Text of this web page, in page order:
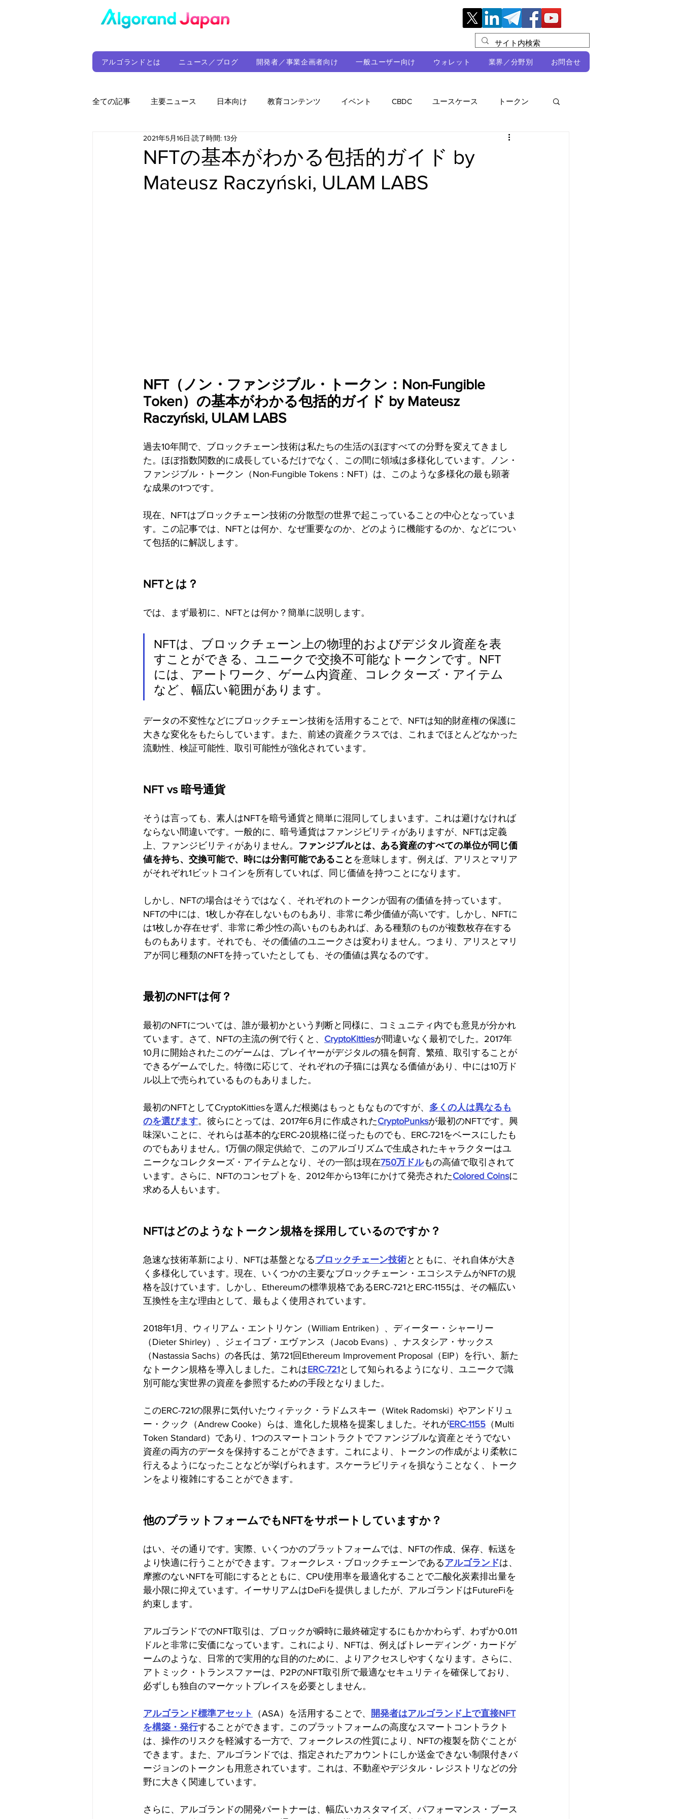
アルゴランドとは ニュース／ブログ 開発者／事業企画者向け 一般ユーザー向け ウォレット 業界／分野別 お問合せ
全ての記事 主要ニュース 日本向け 教育コンテンツ イベント CBDC ユースケース トークン
ウォレット 定期レポート
アルゴランド財団 持続可能性 メルマガ 技術開発 ガバナンス
NFTの基本がわかる包括的ガイド by
Mateusz Raczyński, ULAM LABS
2021年5月16日 読了時間: 13分
NFT（ノン・ファンジブル・トークン：Non-Fungible
Token）の基本がわかる包括的ガイド by Mateusz
Raczyński, ULAM LABS
過去10年間で、ブロックチェーン技術は私たちの生活のほぼすべての分野を変えてきまし
た。ほぼ指数関数的に成長しているだけでなく、この間に領域は多様化しています。ノン・
ファンジブル・トークン（Non-Fungible Tokens：NFT）は、このような多様化の最も顕著
な成果の1つです。
現在、NFTはブロックチェーン技術の分散型の世界で起こっていることの中心となっていま
す。この記事では、NFTとは何か、なぜ重要なのか、どのように機能するのか、などについ
て包括的に解説します。
NFTとは？
では、まず最初に、NFTとは何か？簡単に説明します。
NFTは、ブロックチェーン上の物理的およびデジタル資産を表
すことができる、ユニークで交換不可能なトークンです。NFT
には、アートワーク、ゲーム内資産、コレクターズ・アイテム
など、幅広い範囲があります。
データの不変性などにブロックチェーン技術を活用することで、NFTは知的財産権の保護に
大きな変化をもたらしています。また、前述の資産クラスでは、これまでほとんどなかった
流動性、検証可能性、取引可能性が強化されています。
NFT vs 暗号通貨
そうは言っても、素人はNFTを暗号通貨と簡単に混同してしまいます。これは避けなければ
ならない間違いです。一般的に、暗号通貨はファンジビリティがありますが、NFTは定義
上、ファンジビリティがありません。 ファンジブルとは、ある資産のすべての単位が同じ価
値を持ち、交換可能で、時には分割可能であること を意味します。例えば、アリスとマリア
がそれぞれ1ビットコインを所有していれば、同じ価値を持つことになります。
しかし、NFTの場合はそうではなく、それぞれのトークンが固有の価値を持っています。
NFTの中には、1枚しか存在しないものもあり、非常に希少価値が高いです。しかし、NFTに
は1枚しか存在せず、非常に希少性の高いものもあれば、ある種類のものが複数枚存在する
ものもあります。それでも、その価値のユニークさは変わりません。つまり、アリスとマリ
アが同じ種類のNFTを持っていたとしても、その価値は異なるのです。
最初のNFTは何？
最初のNFTについては、誰が最初かという判断と同様に、コミュニティ内でも意見が分かれ
ています。さて、NFTの主流の例で行くと、 CryptoKittiesが間違いなく最初でした。2017年
10月に開始されたこのゲームは、プレイヤーがデジタルの猫を飼育、繁殖、取引することが
できるゲームでした。特徴に応じて、それぞれの子猫には異なる価値があり、中には10万ド
ル以上で売られているものもありました。
最初のNFTとしてCryptoKittiesを選んだ根拠はもっともなものですが、 多くの人は異なるも
のを選びます。彼らにとっては、2017年6月に作成されたCryptoPunksが最初のNFTです。興
味深いことに、それらは基本的なERC-20規格に従ったものでも、ERC-721をベースにしたも
のでもありません。1万個の限定供給で、このアルゴリズムで生成されたキャラクターはユ
ニークなコレクターズ・アイテムとなり、その一部は現在750万ドルもの高値で取引されて
います。さらに、NFTのコンセプトを、2012年から13年にかけて発売されたColored Coinsに
求める人もいます。
NFTはどのようなトークン規格を採用しているのですか？
急速な技術革新により、NFTは基盤となるブロックチェーン技術とともに、それ自体が大き
く多様化しています。現在、いくつかの主要なブロックチェーン・エコシステムがNFTの規
格を設けています。しかし、Ethereumの標準規格であるERC-721とERC-1155は、その幅広い
互換性を主な理由として、最もよく使用されています。
2018年1月、ウィリアム・エントリケン（William Entriken）、ディーター・シャーリー
（Dieter Shirley）、ジェイコブ・エヴァンス（Jacob Evans）、ナスタシア・サックス
（Nastassia Sachs）の各氏は、第721回Ethereum Improvement Proposal（EIP）を行い、新た
なトークン規格を導入しました。これはERC-721 として知られるようになり、ユニークで識
別可能な実世界の資産を参照するための手段となりました。
このERC-721の限界に気付いたウィテック・ラドムスキー（Witek Radomski）やアンドリュ
ー・クック（Andrew Cooke）らは、進化した規格を提案しました。それがERC-1155 （Multi
Token Standard）であり、1つのスマートコントラクトでファンジブルな資産とそうでない
資産の両方のデータを保持することができます。これにより、トークンの作成がより柔軟に
行えるようになったことなどが挙げられます。スケーラビリティを損なうことなく、トーク
ンをより複雑にすることができます。
他のプラットフォームでもNFTをサポートしていますか？
はい、その通りです。実際、いくつかのプラットフォームでは、NFTの作成、保存、転送を
より快適に行うことができます。フォークレス・ブロックチェーンであるアルゴランドは、
摩擦のないNFTを可能にするとともに、CPU使用率を最適化することで二酸化炭素排出量を
最小限に抑えています。イーサリアムはDeFiを提供しましたが、アルゴランドはFutureFiを
約束します。
アルゴランドでのNFT取引は、ブロックが瞬時に最終確定するにもかかわらず、わずか0.011
ドルと非常に安価になっています。これにより、NFTは、例えばトレーディング・カードゲ
ームのような、日常的で実用的な目的のために、よりアクセスしやすくなります。さらに、
アトミック・トランスファーは、P2PのNFT取引所で最適なセキュリティを確保しており、
必ずしも独自のマーケットプレイスを必要としません。
アルゴランド標準アセット （ASA）を活用することで、
開発者はアルゴランド上で直接NFT
を構築・発行することができます。このプラットフォームの高度なスマートコントラクト
は、操作のリスクを軽減する一方で、フォークレスの性質により、NFTの複製を防ぐことが
できます。また、アルゴランドでは、指定されたアカウントにしか送金できない制限付きバ
ージョンのトークンも用意されています。これは、不動産やデジタル・レジストリなどの分
野に大きく関連しています。
さらに、アルゴランドの開発パートナーは、幅広いカスタマイズ、パフォーマンス・ブース